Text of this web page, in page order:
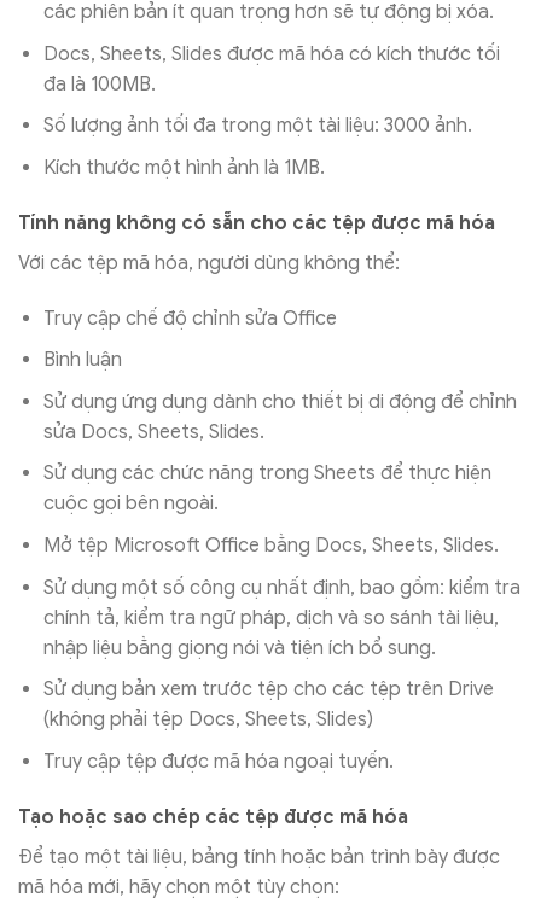
các phiên bản ít quan trọng hơn sẽ tự động bị xóa.
Docs, Sheets, Slides được mã hóa có kích thước tối
đa là 100MB.
Số lượng ảnh tối đa trong một tài liệu: 3000 ảnh.
Kích thước một hình ảnh là 1MB.
Tính năng không có sẵn cho các tệp được mã hóa
Với các tệp mã hóa, người dùng không thể:
Truy cập chế độ chỉnh sửa Office
Bình luận
Sử dụng ứng dụng dành cho thiết bị di động để chỉnh
sửa Docs, Sheets, Slides.
Sử dụng các chức năng trong Sheets để thực hiện
cuộc gọi bên ngoài.
Mở tệp Microsoft Office bằng Docs, Sheets, Slides.
Sử dụng một số công cụ nhất định, bao gồm: kiểm tra
chính tả, kiểm tra ngữ pháp, dịch và so sánh tài liệu,
nhập liệu bằng giọng nói và tiện ích bổ sung.
Sử dụng bản xem trước tệp cho các tệp trên Drive
(không phải tệp Docs, Sheets, Slides)
Truy cập tệp được mã hóa ngoại tuyến.
Tạo hoặc sao chép các tệp được mã hóa
Để tạo một tài liệu, bảng tính hoặc bản trình bày được
mã hóa mới, hãy chọn một tùy chọn: